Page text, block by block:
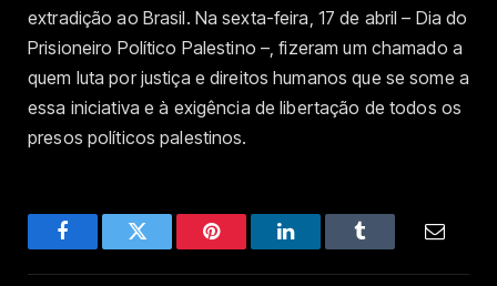
extradição ao Brasil. Na sexta-feira, 17 de abril – Dia do
Prisioneiro Político Palestino –, fizeram um chamado a
quem luta por justiça e direitos humanos que se some a
essa iniciativa e à exigência de libertação de todos os
presos políticos palestinos.
FacebookTwitter Pinterest LinkedInTumblr Email